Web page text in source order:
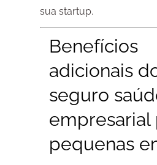
sua startup.
Benefícios
adicionais
seguro
empresarial
pequenas